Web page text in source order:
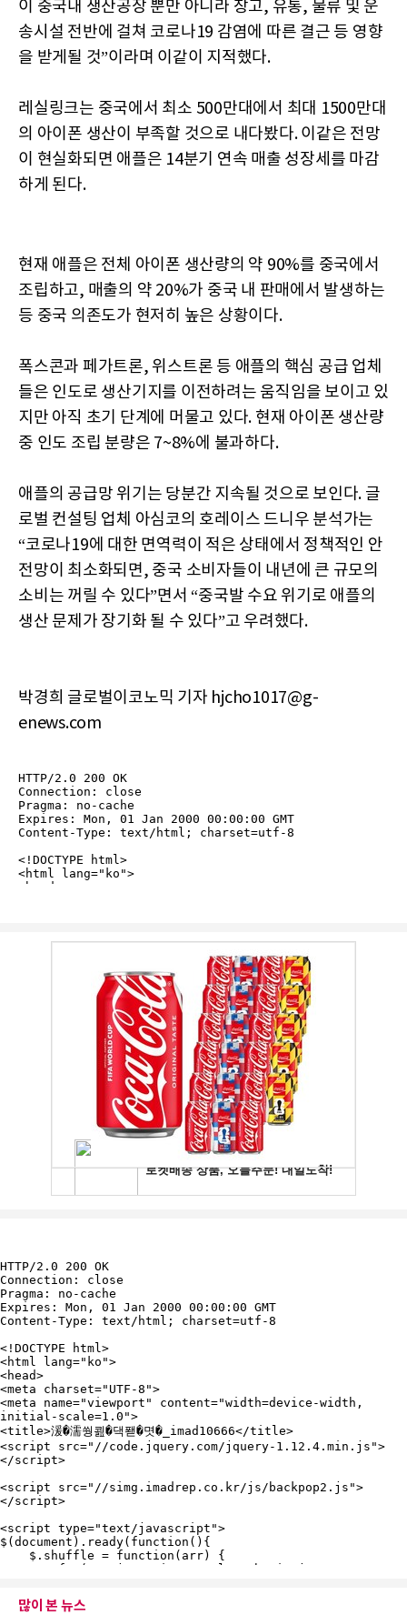
이 중국내 생산공장 뿐만 아니라 창고, 유통, 물류 및 운
송시설 전반에 걸쳐 코로나19 감염에 따른 결근 등 영향
을 받게될 것”이라며 이같이 지적했다.
레실링크는 중국에서 최소 500만대에서 최대 1500만대
의 아이폰 생산이 부족할 것으로 내다봤다. 이같은 전망
이 현실화되면 애플은 14분기 연속 매출 성장세를 마감
하게 된다.
현재 애플은 전체 아이폰 생산량의 약 90%를 중국에서
조립하고, 매출의 약 20%가 중국 내 판매에서 발생하는
등 중국 의존도가 현저히 높은 상황이다.
폭스콘과 페가트론, 위스트론 등 애플의 핵심 공급 업체
들은 인도로 생산기지를 이전하려는 움직임을 보이고 있
지만 아직 초기 단계에 머물고 있다. 현재 아이폰 생산량
중 인도 조립 분량은 7~8%에 불과하다.
애플의 공급망 위기는 당분간 지속될 것으로 보인다. 글
로벌 컨설팅 업체 아심코의 호레이스 드니우 분석가는
“코로나19에 대한 면역력이 적은 상태에서 정책적인 안
전망이 최소화되면, 중국 소비자들이 내년에 큰 규모의
소비는 꺼릴 수 있다”면서 “중국발 수요 위기로 애플의
생산 문제가 장기화 될 수 있다”고 우려했다.
박경희 글로벌이코노믹 기자 hjcho1017@g-
enews.com
많이 본 뉴스